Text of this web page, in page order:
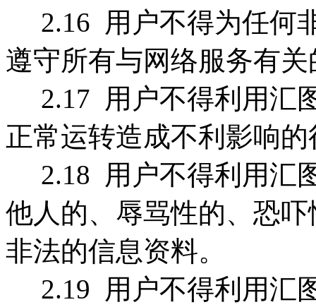
2.16 用户不得为任何
遵守所有与网络服务有
2.17 用户不得利用汇
正常运转造成不利影响的
2.18 用户不得利用汇
他人的、辱骂性的、恐
非法的信息资料。
2.19 用户不得利用汇